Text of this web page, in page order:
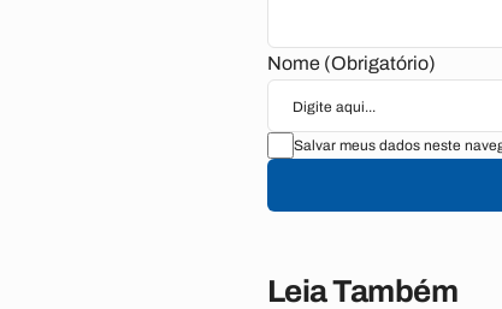
Nome (Obrigatório)
Salvar meus dados neste
Leia Também